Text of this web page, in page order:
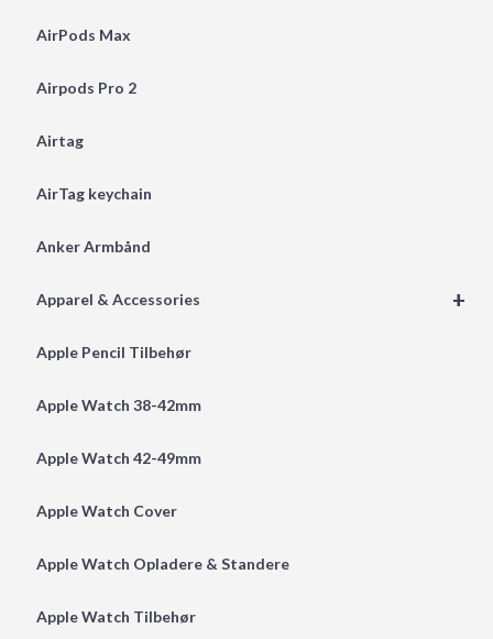
AirPods Max
Airpods Pro 2
Airtag
AirTag keychain
Anker Armbånd
+
Apparel & Accessories
Apple Pencil Tilbehør
Apple Watch 38-42mm
Apple Watch 42-49mm
Apple Watch Cover
Apple Watch Opladere & Standere
Apple Watch Tilbehør